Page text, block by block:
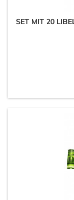
SET MIT 20